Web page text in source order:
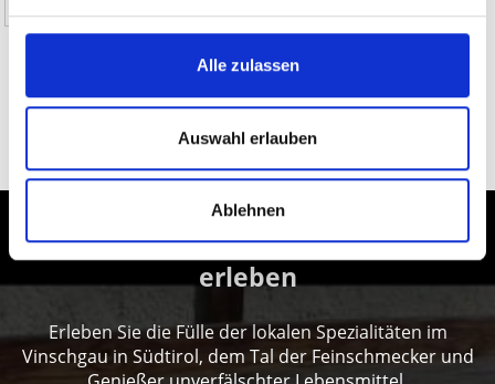
Alle zulassen
Auswahl erlauben
Ablehnen
WANDERUNGEN ZU ALMEN &
SCHUTZHÜTTEN IM ORTLERGEBIET AUF KARTE
Genuss im Vinschgau in Südtirol
erleben
Erleben Sie die Fülle der lokalen Spezialitäten im
Vinschgau in Südtirol, dem Tal der Feinschmecker und